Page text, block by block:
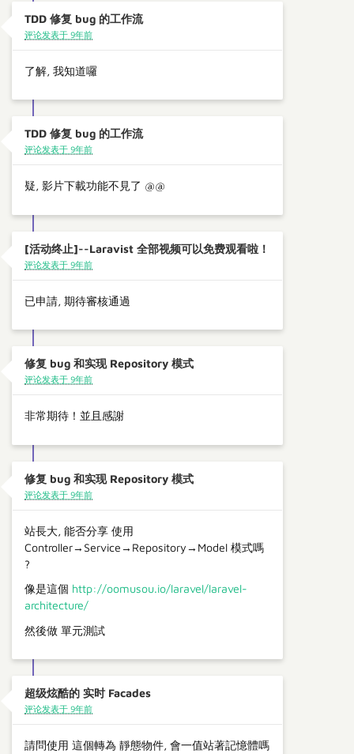
TDD 修复 bug 的工作流
评论发表于 9年前
了解, 我知道囉
TDD 修复 bug 的工作流
评论发表于 9年前
疑, 影片下載功能不見了 @@
[活动终止]--Laravist 全部视频可以免费观看啦！
评论发表于 9年前
已申請, 期待審核通過
修复 bug 和实现 Repository 模式
评论发表于 9年前
非常期待！並且感謝
修复 bug 和实现 Repository 模式
评论发表于 9年前
站長大, 能否分享 使用
Controller→Service→Repository→Model 模式嗎
?
像是這個 http://oomusou.io/laravel/laravel-
architecture/
然後做 單元測試
超级炫酷的 实时 Facades
评论发表于 9年前
請問使用 這個轉為 靜態物件, 會一值站著記憶體嗎